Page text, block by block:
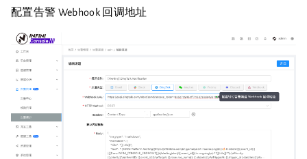
配置告警 Webhook 回调地址